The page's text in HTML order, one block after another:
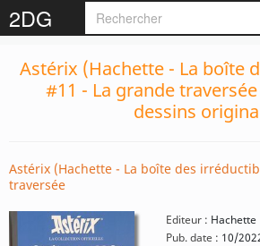
2DG
Astérix (Hachette - La boîte
#11 - La grande
dessins
Astérix (Hachette - La boîte des
traversée
Editeur : Hachette
Pub. date : 10/